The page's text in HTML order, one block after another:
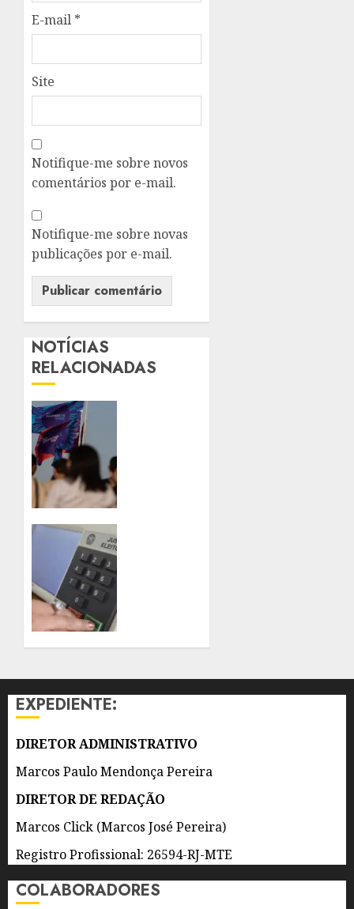
E-mail *
Site
Notifique-me sobre novos
comentários por e-mail.
Notifique-me sobre novas
publicações por e-mail.
NOTÍCIAS
RELACIONADAS
AGOSTO
DE 2026
0
EXPEDIENTE:
DIRETOR ADMINISTRATIVO
Marcos Paulo Mendonça Pereira
DIRETOR DE REDAÇÃO
Marcos Click (Marcos José Pereira)
Registro Profissional: 26594-RJ-MTE
COLABORADORES